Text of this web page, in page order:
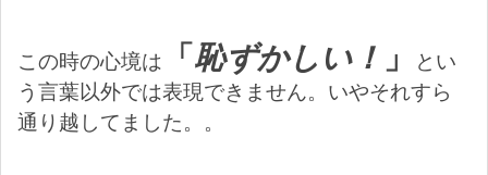
この時の心境は 「恥ずかしい！ 」
とい
う言葉以外では表現できません。いやそれすら
通り越してました。。